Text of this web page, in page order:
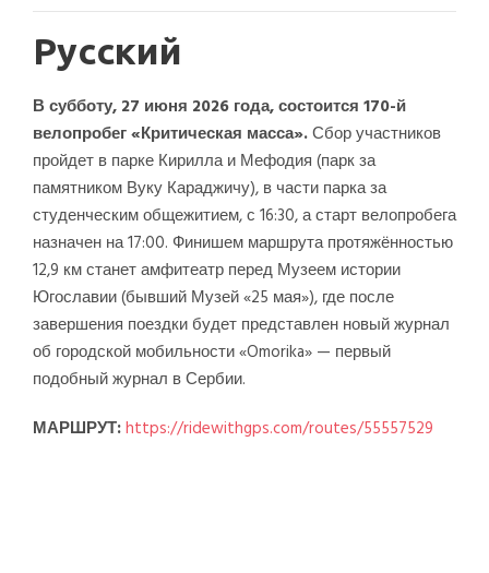
Русский
В субботу, 27 июня 2026 года, состоится 170-й
велопробег «Критическая масса».Сбор участников
пройдет в парке Кирилла и Мефодия (парк за
памятником Вуку Караджичу), в части парка за
студенческим общежитием, с 16:30, а старт велопробега
назначен на 17:00. Финишем маршрута протяжённостью
12,9 км станет амфитеатр перед Музеем истории
Югославии (бывший Музей «25 мая»), где после
завершения поездки будет представлен новый журнал
об городской мобильности «Omorika» — первый
подобный журнал в Сербии.
МАРШРУТ:https://ridewithgps.com/routes/55557529